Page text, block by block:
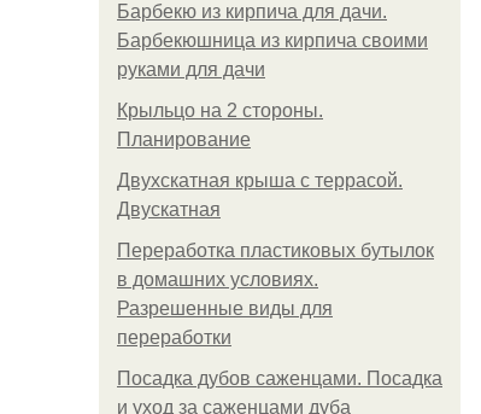
Барбекю из кирпича для дачи.
Барбекюшница из кирпича своими
руками для дачи
Крыльцо на 2 стороны.
Планирование
Двухскатная крыша с террасой.
Двускатная
Переработка пластиковых бутылок
в домашних условиях.
Разрешенные виды для
переработки
Посадка дубов саженцами. Посадка
и уход за саженцами дуба